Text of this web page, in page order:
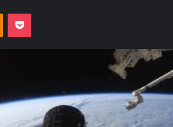
Odnoklassniki
Pocket